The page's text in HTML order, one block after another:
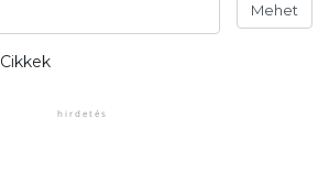
Mehet
Cikkek